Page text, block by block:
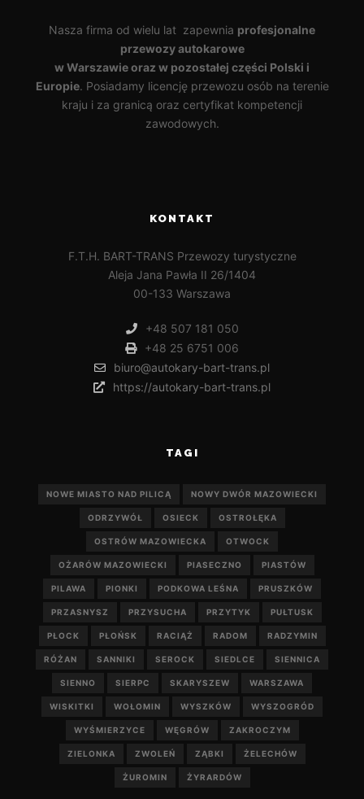
Nasza firma od wielu lat zapewnia profesjonalne
przewozy autokarowe
w Warszawie oraz w pozostałej części Polski i
Europie. Posiadamy licencję przewozu osób na terenie
kraju i za granicą oraz certyfikat kompetencji
zawodowych.
KONTAKT
F.T.H. BART-TRANS Przewozy turystyczne
Aleja Jana Pawła II 26/1404
00-133 Warszawa
+48 507 181 050
+48 25 6751 006
biuro@autokary-bart-trans.pl
https://autokary-bart-trans.pl
TAGI
NOWE MIASTO NAD PILICĄ NOWY DWÓR MAZOWIECKI
ODRZYWÓŁ OSIECK OSTROŁĘKA
OSTRÓW MAZOWIECKA OTWOCK
OŻARÓW MAZOWIECKI PIASECZNO PIASTÓW
PILAWA PIONKI PODKOWA LEŚNA PRUSZKÓW
PRZASNYSZ PRZYSUCHA PRZYTYK PUŁTUSK
PŁOCK PŁOŃSK RACIĄŻ RADOM RADZYMIN
RÓŻAN SANNIKI SEROCK SIEDLCE SIENNICA
SIENNO SIERPC SKARYSZEW WARSZAWA
WISKITKI WOŁOMIN WYSZKÓW WYSZOGRÓD
WYŚMIERZYCE WĘGRÓW ZAKROCZYM
ZIELONKA ZWOLEŃ ZĄBKI ŻELECHÓW
ŻUROMIN ŻYRARDÓW